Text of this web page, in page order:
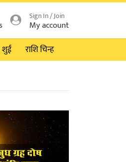
Sign In / Join
My account
राशि चिन्ह